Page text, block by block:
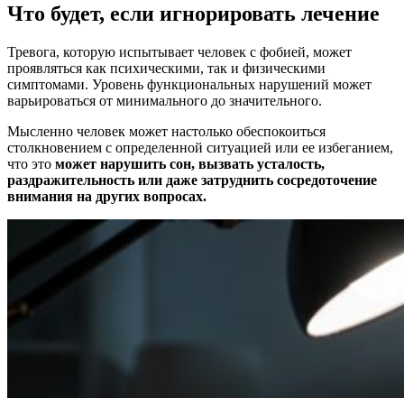
Что будет, если игнорировать лечение
Тревога, которую испытывает человек с фобией, может
проявляться как психическими, так и физическими
симптомами. Уровень функциональных нарушений может
варьироваться от минимального до значительного.
Мысленно человек может настолько обеспокоиться
столкновением с определенной ситуацией или ее избеганием,
что это может нарушить сон, вызвать усталость,
раздражительность или даже затруднить сосредоточение
внимания на других вопросах.